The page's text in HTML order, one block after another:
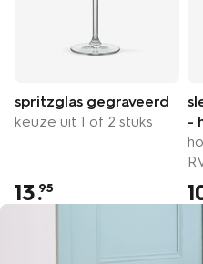
spritzglas gegraveerd
keuze uit 1 of 2 stuks
13.95
-